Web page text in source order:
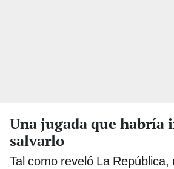
Una jugada que habría
salvarlo
Tal como reveló La